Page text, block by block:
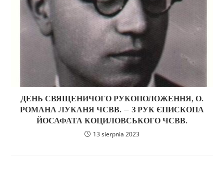
ДЕНЬ СВЯЩЕНИЧОГО РУКОПОЛОЖЕННЯ, О.
РОМАНА ЛУКАНЯ ЧСВВ. – З РУК ЄПИСКОПА
ЙОСАФАТА КОЦИЛОВСЬКОГО ЧСВВ.
13 sierpnia 2023